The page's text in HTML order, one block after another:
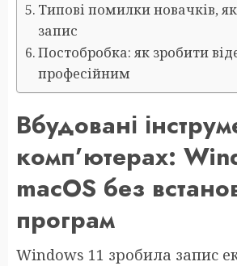
Типові помилки новачків,
запис
Постобробка: як зробити
професійним
Вбудовані
комп’ютерах:
macOS без
програм
Windows 11 зробила запис